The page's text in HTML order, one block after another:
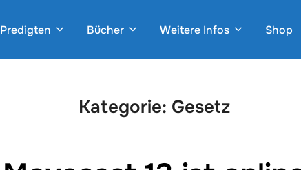
Predigten Bücher Weitere Infos Shop
Kategorie: Gesetz